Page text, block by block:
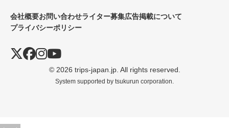
会社概要お問い合わせライター募集広告掲載について
プライバシーポリシー
© 2026 trips-japan.jp. All rights reserved.
System supported by tsukurun corporation.